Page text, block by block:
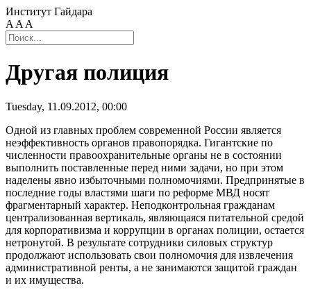
Институт Гайдара
A A A
Другая полиция
Tuesday, 11.09.2012, 00:00
Одной из главных проблем современной России является
неэффективность органов правопорядка. Гигантские по
численности правоохранительные органы не в состоянии
выполнить поставленные перед ними задачи, но при этом
наделены явно избыточными полномочиями. Предпринятые в
последние годы властями шаги по реформе МВД носят
фрагментарный характер. Неподконтрольная гражданам
централизованная вертикаль, являющаяся питательной средой
для корпоративизма и коррупции в органах полиции, остается
нетронутой. В результате сотрудники силовых структур
продолжают использовать свои полномочия для извлечения
административной ренты, а не занимаются защитой граждан
и их имущества.